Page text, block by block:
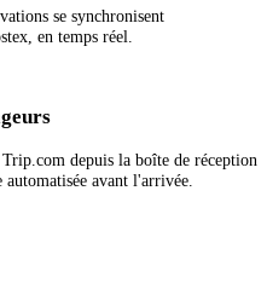
se synchronisent
en temps réel.
Trip.com depuis la boîte de réception
avant l'arrivée.